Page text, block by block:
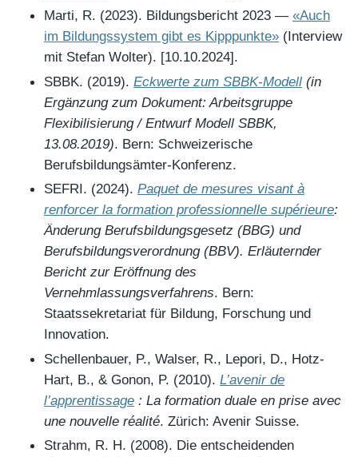
Marti, R. (2023). Bildungsbericht 2023 — «Auch
im Bildungssystem gibt es Kipppunkte» (Interview
mit Stefan Wolter). [10.10.2024].
SBBK. (2019). Eckwerte zum SBBK-Modell (in
Ergänzung zum Dokument: Arbeitsgruppe
Flexibilisierung / Entwurf Modell SBBK,
13.08.2019). Bern: Schweizerische
Berufsbildungsämter-Konferenz.
SEFRI. (2024). Paquet de mesures visant à
renforcer la formation professionnelle supérieure:
Änderung Berufsbildungsgesetz (BBG) und
Berufsbildungsverordnung (BBV). Erläuternder
Bericht zur Eröffnung des
Vernehmlassungsverfahrens. Bern:
Staatssekretariat für Bildung, Forschung und
Innovation.
Schellenbauer, P., Walser, R., Lepori, D., Hotz-
Hart, B., & Gonon, P. (2010). L’avenir de
l’apprentissage : La formation duale en prise avec
une nouvelle réalité. Zürich: Avenir Suisse.
Strahm, R. H. (2008). Die entscheidenden